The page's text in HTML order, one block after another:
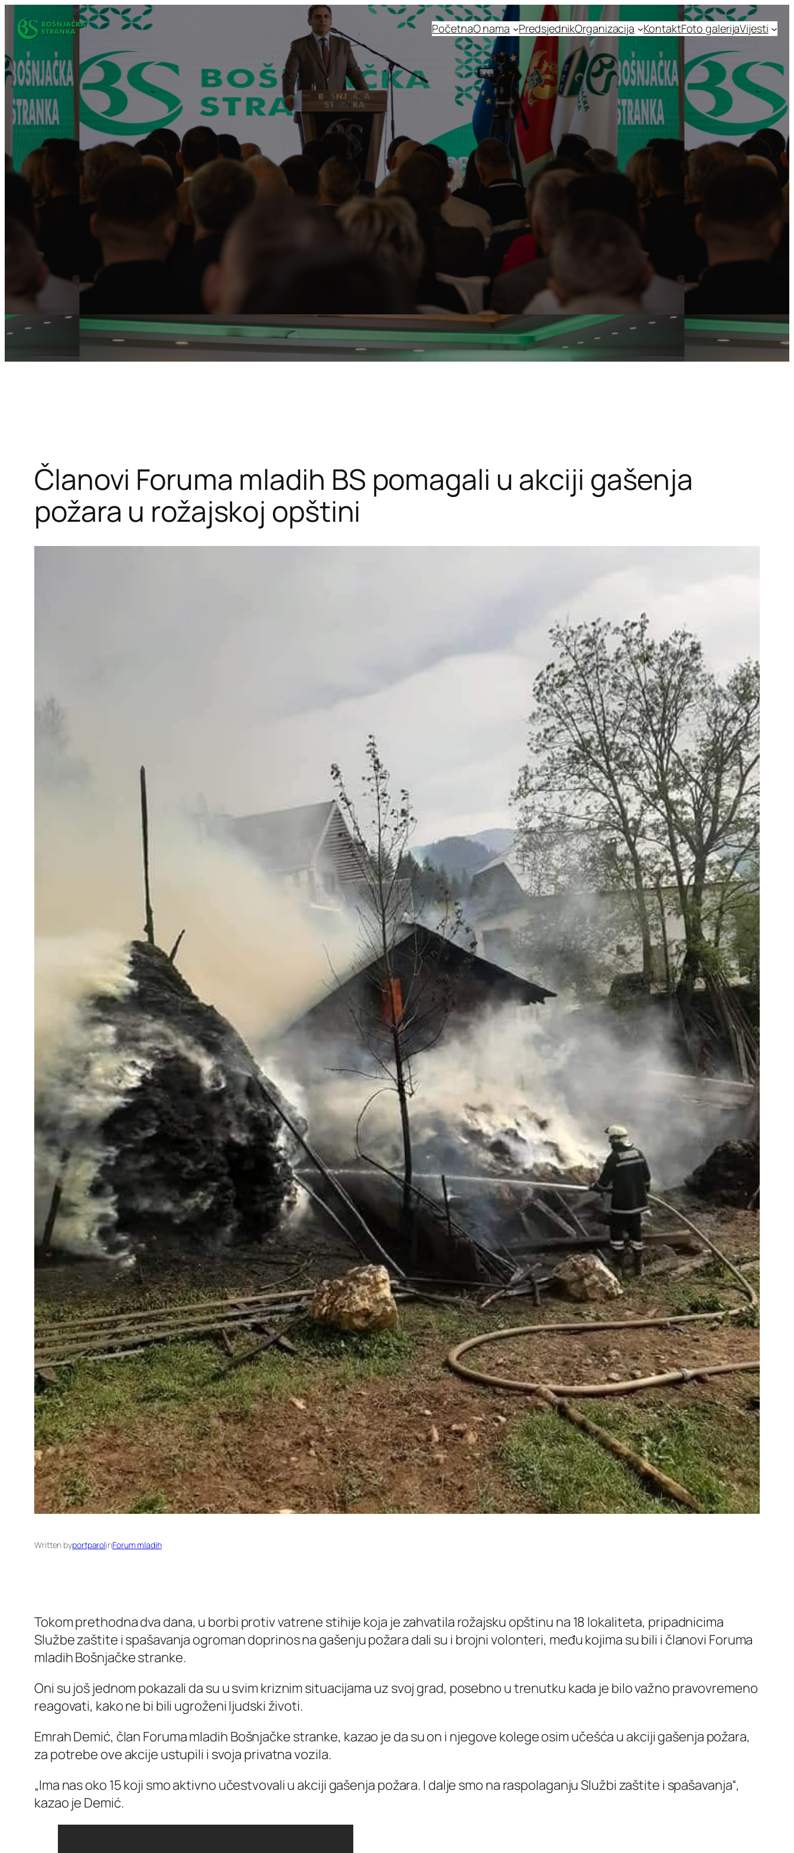
Idi
na
sadržaj
PočetnaO nama PredsjednikOrganizacija KontaktFoto galerijaVijesti
Članovi Foruma mladih BS pomagali u akciji gašenja
požara u rožajskoj opštini
Written byportparolinForum mladih
Tokom prethodna dva dana, u borbi protiv vatrene stihije koja je zahvatila rožajsku opštinu na 18 lokaliteta, pripadnicima
Službe zaštite i spašavanja ogroman doprinos na gašenju požara dali su i brojni volonteri, među kojima su bili i članovi Foruma
mladih Bošnjačke stranke.
Oni su još jednom pokazali da su u svim kriznim situacijama uz svoj grad, posebno u trenutku kada je bilo važno pravovremeno
reagovati, kako ne bi bili ugroženi ljudski životi.
Emrah Demić, član Foruma mladih Bošnjačke stranke, kazao je da su on i njegove kolege osim učešća u akciji gašenja požara,
za potrebe ove akcije ustupili i svoja privatna vozila.
„Ima nas oko 15 koji smo aktivno učestvovali u akciji gašenja požara. I dalje smo na raspolaganju Službi zaštite i spašavanja“,
kazao je Demić.